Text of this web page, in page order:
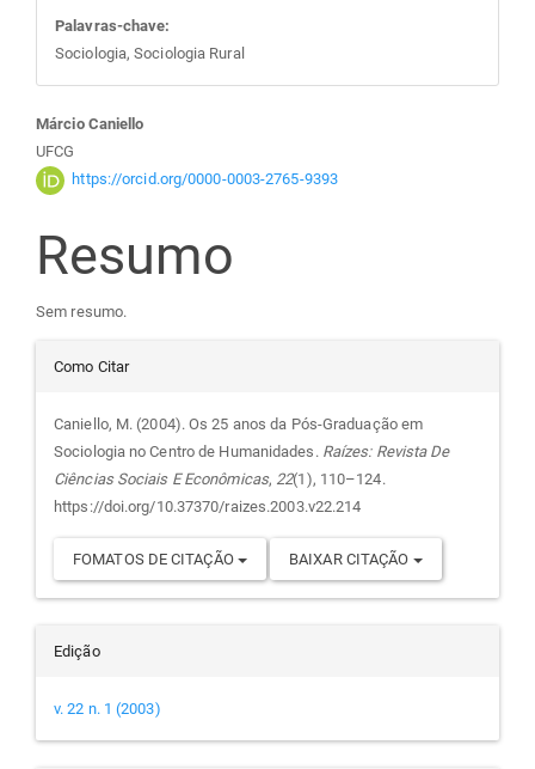
Palavras-chave:
Sociologia, Sociologia Rural
Conteúdo
do
artigo
principal
Márcio Caniello
UFCG
https://orcid.org/0000-0003-2765-9393
Resumo
Sem resumo.
Detalhes
do
artigo
Como Citar
Caniello, M. (2004). Os 25 anos da Pós-Graduação em
Sociologia no Centro de Humanidades. Raízes: Revista De
Ciências Sociais E Econômicas, 22(1), 110–124.
https://doi.org/10.37370/raizes.2003.v22.214
FOMATOS DE CITAÇÃO BAIXAR CITAÇÃO
Edição
v. 22 n. 1 (2003)